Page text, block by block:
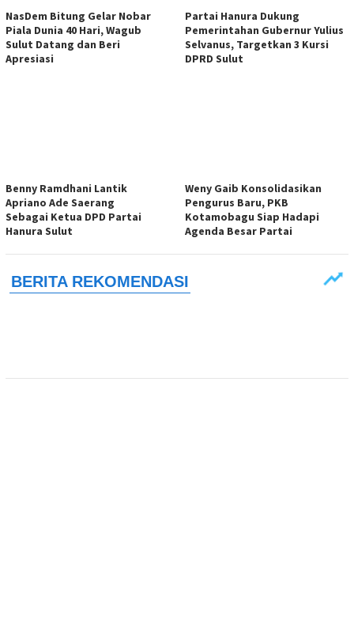
NasDem Bitung Gelar Nobar
Piala Dunia 40 Hari, Wagub
Sulut Datang dan Beri
Apresiasi
Partai Hanura Dukung
Pemerintahan Gubernur Yulius
Selvanus, Targetkan 3 Kursi
DPRD Sulut
Benny Ramdhani Lantik
Apriano Ade Saerang
Sebagai Ketua DPD Partai
Hanura Sulut
Weny Gaib Konsolidasikan
Pengurus Baru, PKB
Kotamobagu Siap Hadapi
Agenda Besar Partai